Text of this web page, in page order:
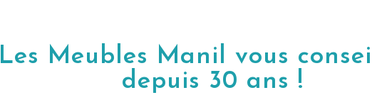
Les Meubles Manil vous
depuis 30 ans !